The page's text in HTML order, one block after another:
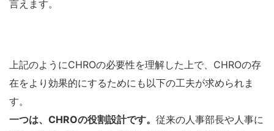
言えます。
上記のようにCHROの必要性を理解した上で、CHROの存
在をより効果的にするためにも以下の工夫が求められま
す。
一つは、CHROの役割設計です。 従来の人事部長や人事に